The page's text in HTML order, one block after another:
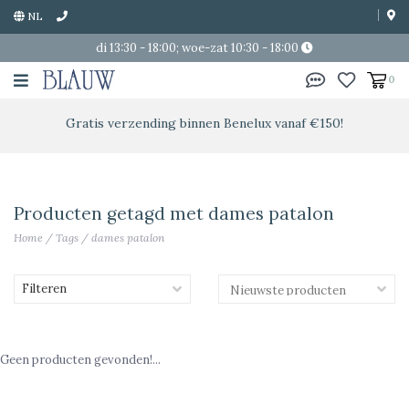
NL
di 13:30 - 18:00; woe-zat 10:30 - 18:00
0
Gratis verzending binnen Benelux vanaf €150!
Producten getagd met dames patalon
Home / Tags / dames patalon
Filteren
Geen producten gevonden!...